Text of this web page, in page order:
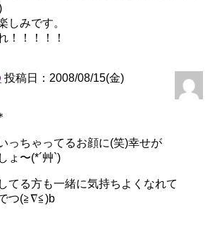
しみです。
！！！！！
投稿日：2008/08/15(金)
っちゃってるお顔に(笑)幸せが
ょ〜(*´艸`)
てる方も一緒に気持ちよくなれて
つ(≧∇≦)b